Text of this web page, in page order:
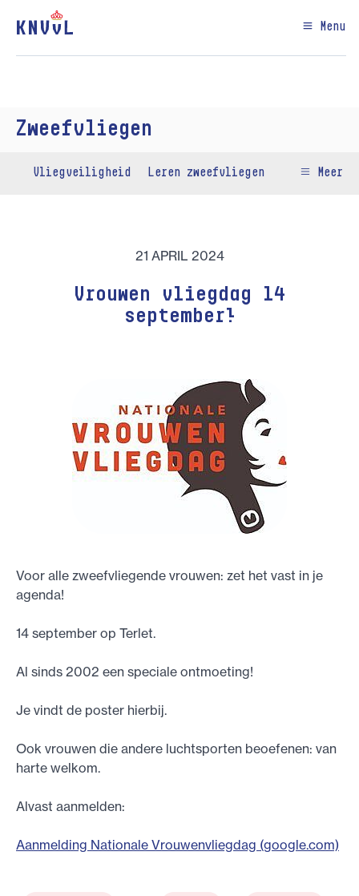
Menu
Zweefvliegen
Vliegveiligheid Leren zweefvliegen Meer
21 APRIL 2024
Vrouwen vliegdag 14
september!
Voor alle zweefvliegende vrouwen: zet het vast in je
agenda!
14 september op Terlet.
Al sinds 2002 een speciale ontmoeting!
Je vindt de poster hierbij.
Ook vrouwen die andere luchtsporten beoefenen: van
harte welkom.
Alvast aanmelden:
Aanmelding Nationale Vrouwenvliegdag (google.com)